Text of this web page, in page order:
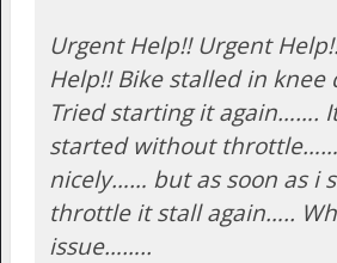
Urgent Help!! Urgent
Help!! Bike stalled in knee
Tried starting it again…….
started without
nicely…… but as soon as i
throttle it stall again…..
issue……..